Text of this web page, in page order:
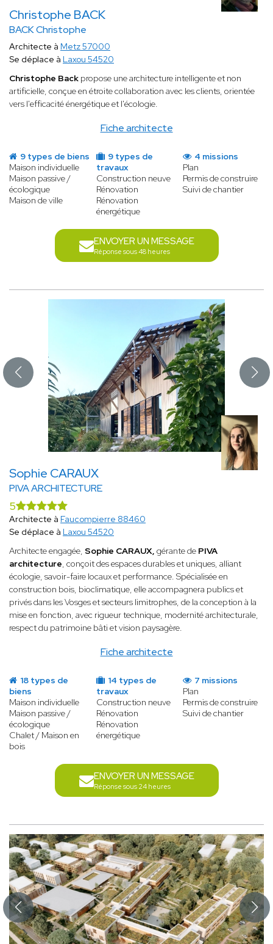
Christophe BACK
BACK Christophe
Fiche architecte
Architecte à Metz 57000
Se déplace à Laxou 54520
Christophe Back propose une architecture intelligente et non
artificielle, conçue en étroite collaboration avec les clients, orientée
vers l'efficacité énergétique et l'écologie.
9 types de biens
Maison individuelle
Maison passive /
écologique
Maison de ville
9 types de
travaux
Construction neuve
Rénovation
Rénovation
énergétique
4 missions
Plan
Permis de construire
Suivi de chantier
ENVOYER UN MESSAGE
Réponse sous 48 heures
Sophie CARAUX
PIVA ARCHITECTURE
Fiche architecte
5
Architecte à Faucompierre 88460
Se déplace à Laxou 54520
Architecte engagée, Sophie CARAUX, gérante de PIVA
architecture, conçoit des espaces durables et uniques, alliant
écologie, savoir-faire locaux et performance. Spécialisée en
construction bois, bioclimatique, elle accompagnera publics et
privés dans les Vosges et secteurs limitrophes, de la conception à la
mise en fonction, avec rigueur technique, modernité architecturale,
respect du patrimoine bâti et vision paysagère.
18 types de
biens
Maison individuelle
Maison passive /
écologique
Chalet / Maison en
bois
14 types de
travaux
Construction neuve
Rénovation
Rénovation
énergétique
7 missions
Plan
Permis de construire
Suivi de chantier
ENVOYER UN MESSAGE
Réponse sous 24 heures